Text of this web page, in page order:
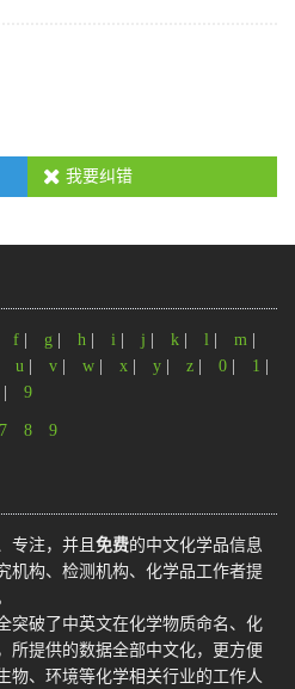
我要纠错
f g h i j k l m
u v w x y z 0 1
9
7 8 9
专注，并且 免费的中文化学品信息
机构、检测机构、化学品工作者提
突破了中英文在化学物质命名、化
所提供的数据全部中文化，更方便
物、环境等化学相关行业的工作人